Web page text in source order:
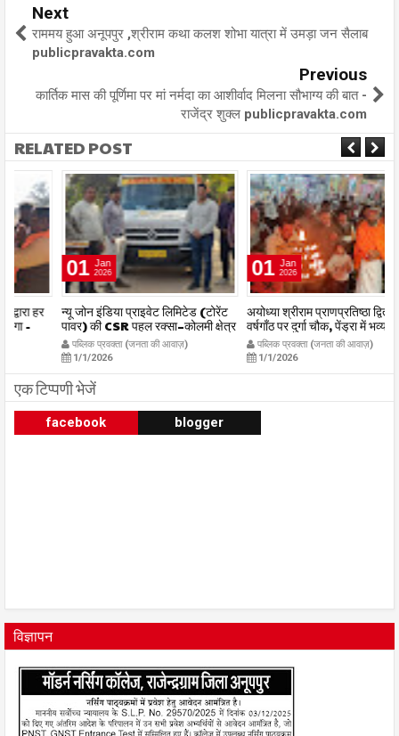
Next
राममय हुआ अनूपपुर ,श्रीराम कथा कलश शोभा यात्रा में उमड़ा जन सैलाब
publicpravakta.com
Previous
कार्तिक मास की पूर्णिमा पर मां नर्मदा का आशीर्वाद मिलना सौभाग्य की बात -
राजेंद्र शुक्ल publicpravakta.com
RELATED POST
01 Jan
2026
न्यू जोन इंडिया प्राइवेट लिमिटेड (टोरेंट
पावर) की CSR पहल रक्सा–कोलमी क्षेत्र
में चलित अस्पताल एम्बुलेंस सेवा का
शुभारंभ publicpravakta.com
पब्लिक प्रवक्ता (जनता की आवाज़)
1/1/2026
01 Jan
2026
अयोध्या श्रीराम प्राणप्रतिष्ठा द्वितीय
वर्षगाँठ पर दुर्गा चौक, पेंड्रा में भव्य
महाआरती सम्पन्न
publicpravakta.com
पब्लिक प्रवक्ता (जनता की आवाज़)
1/1/2026
एक टिप्पणी भेजें
facebook blogger
विज्ञापन